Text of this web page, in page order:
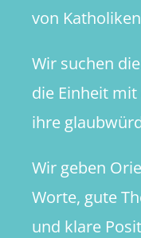
von
Wir suchen
die Einheit
ihre
Wir geben
Worte, gute
und klare